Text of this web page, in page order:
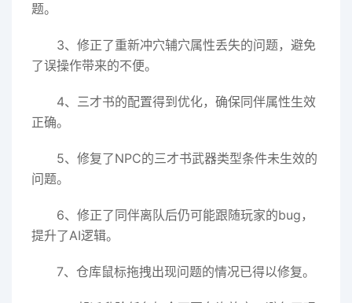
题。
3、修正了重新冲穴辅穴属性丢失的问题，避免
了误操作带来的不便。
4、三才书的配置得到优化，确保同伴属性生效
正确。
5、修复了NPC的三才书武器类型条件未生效的
问题。
6、修正了同伴离队后仍可能跟随玩家的bug，
提升了AI逻辑。
7、仓库鼠标拖拽出现问题的情况已得以修复。